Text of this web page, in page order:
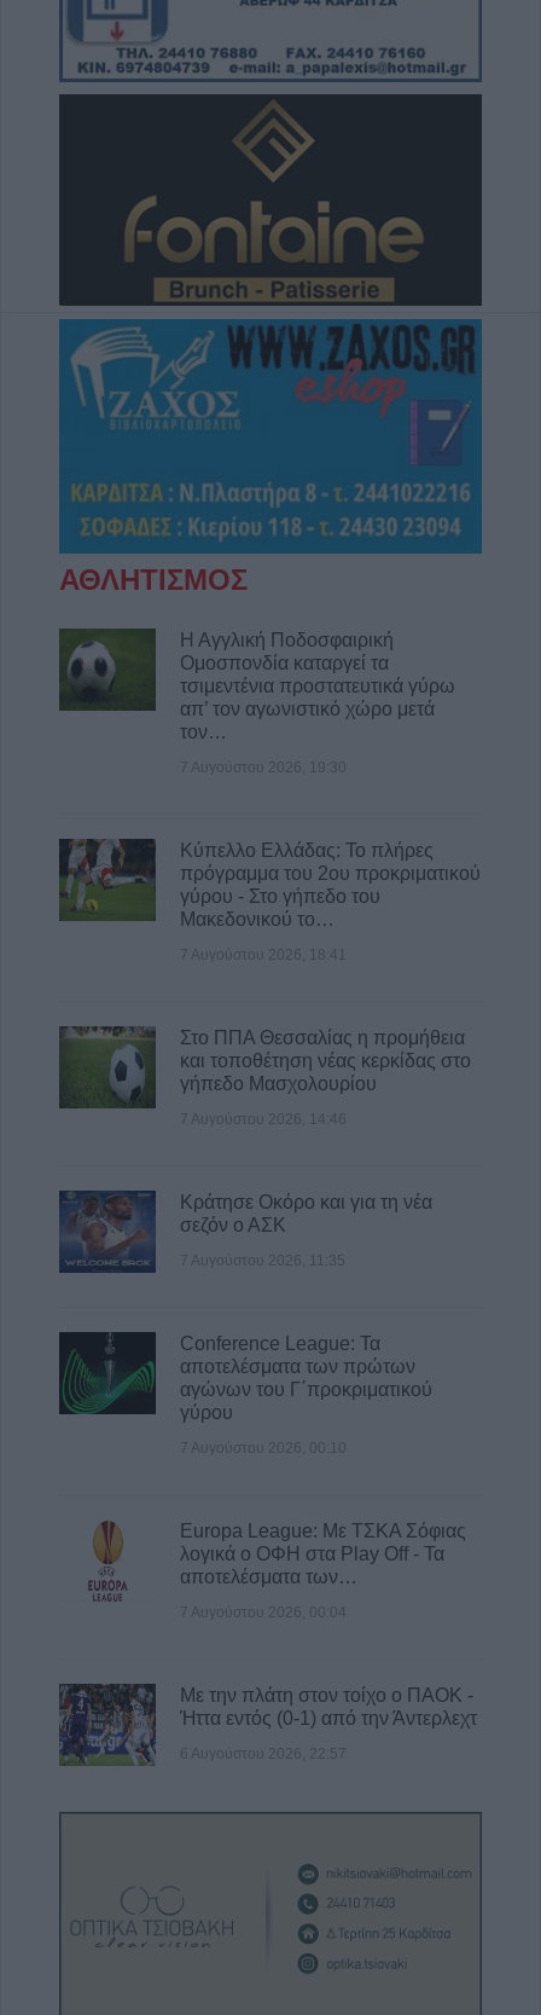
ΑΘΛΗΤΙΣΜΟΣ
Η Αγγλική Ποδοσφαιρική
Ομοσπονδία καταργεί τα
τσιμεντένια προστατευτικά γύρω
απ’ τον αγωνιστικό χώρο μετά
τον…
7 Αυγούστου 2026, 19:30
Κύπελλο Ελλάδας: Το πλήρες
πρόγραμμα του 2ου προκριματικού
γύρου - Στο γήπεδο του
Μακεδονικού το…
7 Αυγούστου 2026, 18:41
Στο ΠΠΑ Θεσσαλίας η προμήθεια
και τοποθέτηση νέας κερκίδας στο
γήπεδο Μασχολουρίου
7 Αυγούστου 2026, 14:46
Κράτησε Οκόρο και για τη νέα
σεζόν ο ΑΣΚ
7 Αυγούστου 2026, 11:35
Conference League: Τα
αποτελέσματα των πρώτων
αγώνων του Γ΄προκριματικού
γύρου
7 Αυγούστου 2026, 00:10
Europa League: Με ΤΣΚΑ Σόφιας
λογικά ο ΟΦΗ στα Play Off - Τα
αποτελέσματα των…
7 Αυγούστου 2026, 00:04
Με την πλάτη στον τοίχο ο ΠΑΟΚ -
Ήττα εντός (0-1) από την Άντερλεχτ
6 Αυγούστου 2026, 22:57